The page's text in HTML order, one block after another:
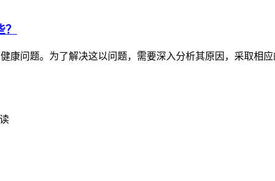
康问题。为了解决这以问题，需要深入分析其原因，采取相